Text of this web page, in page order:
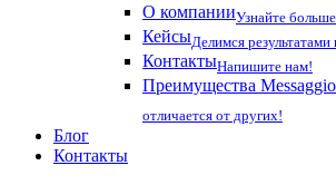
О компанииУзнайте
КейсыДелимся
КонтактыНапишите нам!
Преимущества Messaggio
отличается от других!
Блог
Контакты